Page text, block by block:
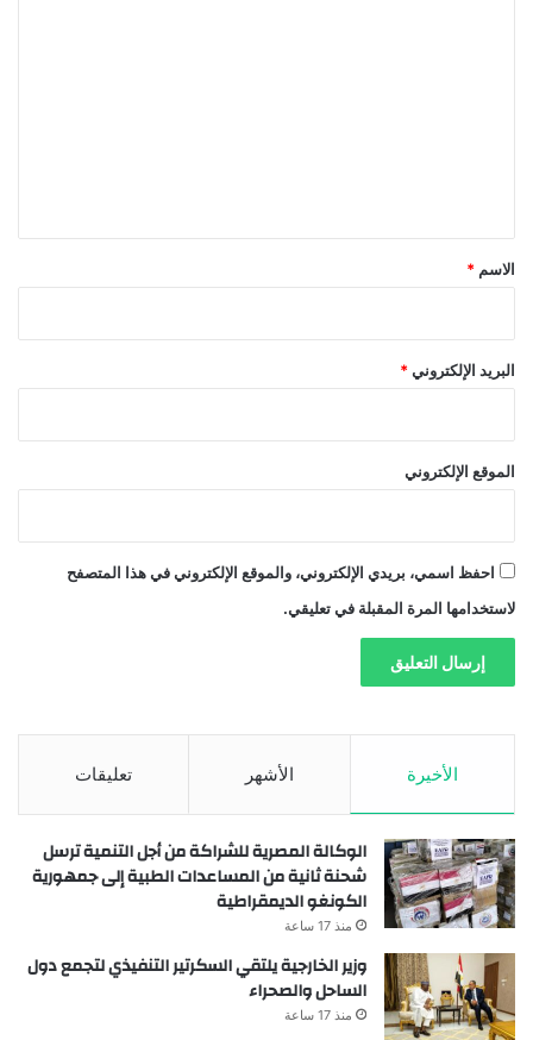
*
الاسم *
البريد الإلكتروني *
الموقع الإلكتروني
احفظ اسمي، بريدي الإلكتروني، والموقع الإلكتروني في هذا المتصفح
لاستخدامها المرة المقبلة في تعليقي.
الأخيرة الأشهر تعليقات
الوكالة المصرية للشراكة من أجل التنمية ترسل
شحنة ثانية من المساعدات الطبية إلى جمهورية
الكونغو الديمقراطية
منذ 17 ساعة
وزير الخارجية يلتقي السكرتير التنفيذي لتجمع دول
الساحل والصحراء
منذ 17 ساعة